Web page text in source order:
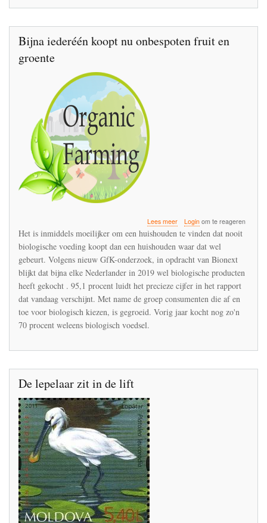
Bijna iederéén koopt nu onbespoten fruit en
groente
Lees meerover
Bijna
koopt
nu
onbespoten
fruit
en
groente
Loginom te reageren
Het is inmiddels moeilijker om een huishouden te vinden dat nooit
biologische voeding koopt dan een huishouden waar dat wel
gebeurt. Volgens nieuw GfK-onderzoek, in opdracht van Bionext
blijkt dat bijna elke Nederlander in 2019 wel biologische producten
heeft gekocht . 95,1 procent luidt het precieze cijfer in het rapport
dat vandaag verschijnt. Met name de groep consumenten die af en
toe voor biologisch kiezen, is gegroeid. Vorig jaar kocht nog zo'n
70 procent weleens biologisch voedsel.
De lepelaar zit in de lift